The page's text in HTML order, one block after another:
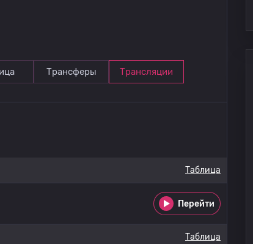
Трансферы Трансляции
Таблица
Перейти
Таблица